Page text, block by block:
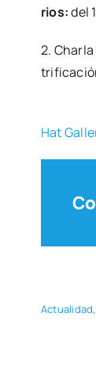
rios:del
2. Char­la
Hat
Actua­li­dad,